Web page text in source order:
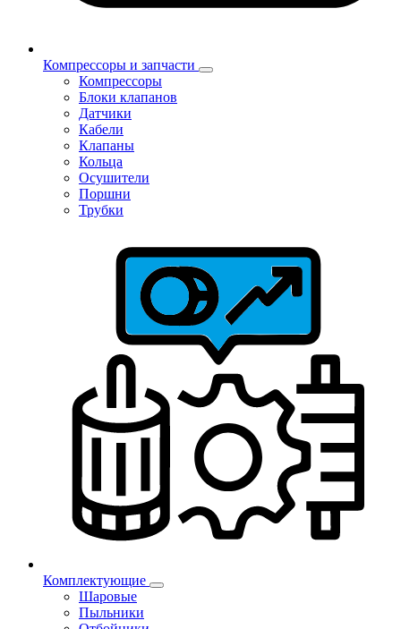
Компрессоры и запчасти
Компрессоры
Блоки клапанов
Датчики
Кабели
Клапаны
Кольца
Осушители
Поршни
Трубки
Комплектующие
Шаровые
Пыльники